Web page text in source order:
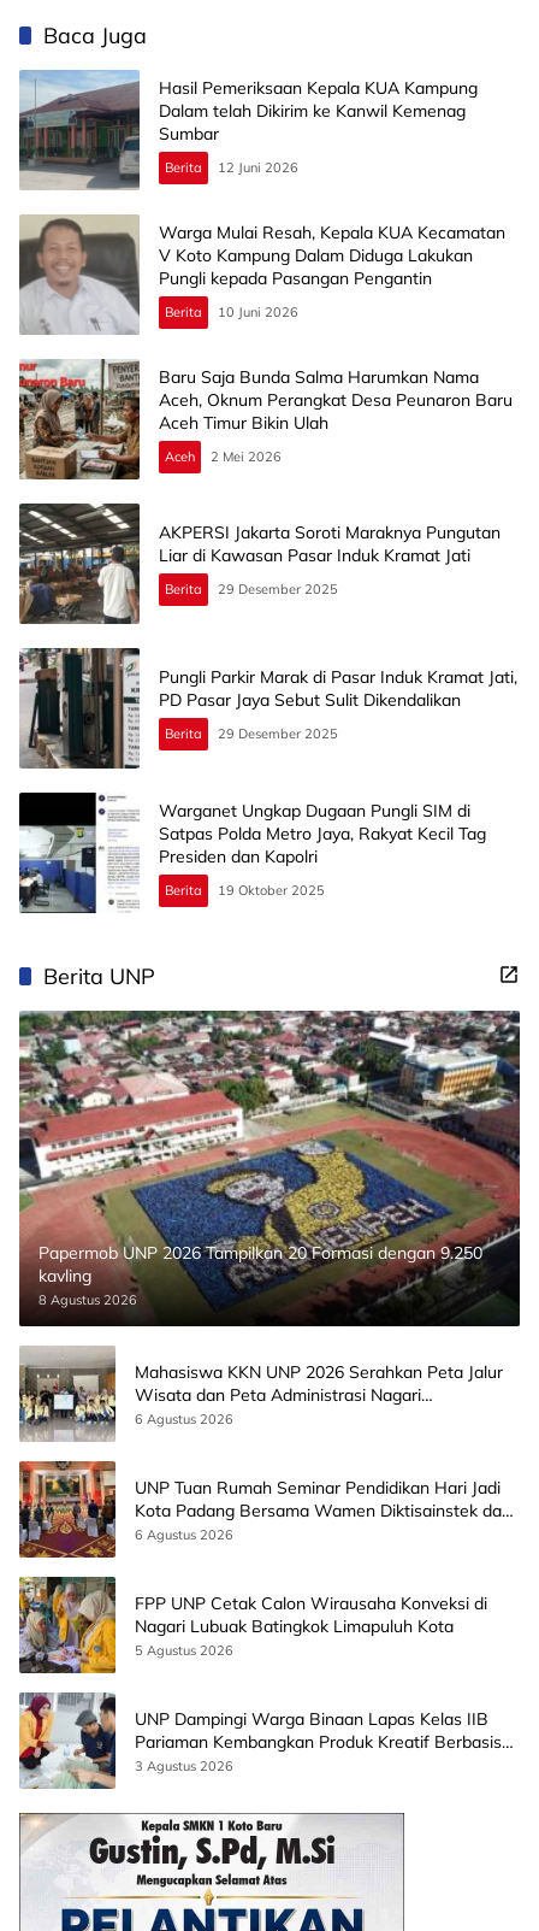
Baca Juga
Hasil Pemeriksaan Kepala KUA Kampung
Dalam telah Dikirim ke Kanwil Kemenag
Sumbar
Berita 12 Juni 2026
Warga Mulai Resah, Kepala KUA Kecamatan
V Koto Kampung Dalam Diduga Lakukan
Pungli kepada Pasangan Pengantin
Berita 10 Juni 2026
Baru Saja Bunda Salma Harumkan Nama
Aceh, Oknum Perangkat Desa Peunaron Baru
Aceh Timur Bikin Ulah
Aceh 2 Mei 2026
AKPERSI Jakarta Soroti Maraknya Pungutan
Liar di Kawasan Pasar Induk Kramat Jati
Berita 29 Desember 2025
Pungli Parkir Marak di Pasar Induk Kramat Jati,
PD Pasar Jaya Sebut Sulit Dikendalikan
Berita 29 Desember 2025
Warganet Ungkap Dugaan Pungli SIM di
Satpas Polda Metro Jaya, Rakyat Kecil Tag
Presiden dan Kapolri
Berita 19 Oktober 2025
Berita UNP
Papermob UNP 2026 Tampilkan 20 Formasi dengan 9.250
kavling
8 Agustus 2026
Mahasiswa KKN UNP 2026 Serahkan Peta Jalur
Wisata dan Peta Administrasi Nagari
Paninggahan
6 Agustus 2026
UNP Tuan Rumah Seminar Pendidikan Hari Jadi
Kota Padang Bersama Wamen Diktisainstek dan
CEO EMGS Malaysia
6 Agustus 2026
FPP UNP Cetak Calon Wirausaha Konveksi di
Nagari Lubuak Batingkok Limapuluh Kota
5 Agustus 2026
UNP Dampingi Warga Binaan Lapas Kelas IIB
Pariaman Kembangkan Produk Kreatif Berbasis
AI
3 Agustus 2026